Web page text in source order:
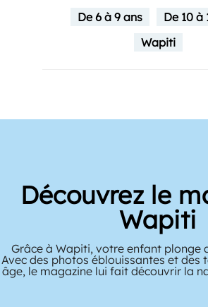
De 6 à 9 ans
De 10 à
Wapiti
Découvrez le
Wapiti
Grâce à Wapiti, votre enfant plonge
Avec des photos éblouissantes et des
âge, le magazine lui fait découvrir la